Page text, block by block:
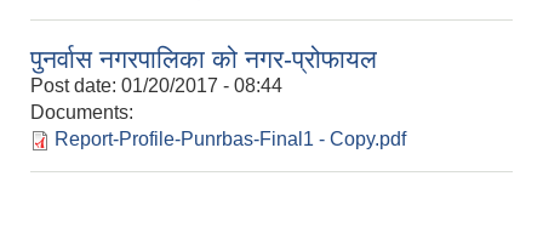
पुनर्वास नगरपालिका को नगर-प्रोफायल
Post date: 01/20/2017 - 08:44
Documents:
Report-Profile-Punrbas-Final1 - Copy.pdf